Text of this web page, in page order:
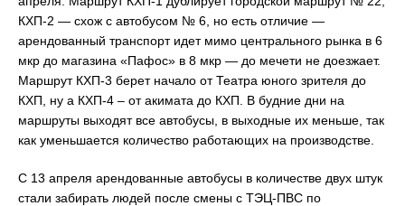
КХП-2 — схож с автобусом № 6, но есть отличие —
арендованный транспорт идет мимо центрального рынка в 6
мкр до магазина «Пафос» в 8 мкр — до мечети не доезжает.
Маршрут КХП-3 берет начало от Театра юного зрителя до
КХП, ну а КХП-4 – от акимата до КХП. В будние дни на
маршруты выходят все автобусы, в выходные их меньше, так
как уменьшается количество работающих на производстве.
С 13 апреля арендованные автобусы в количестве двух штук
стали забирать людей после смены с ТЭЦ-ПВС по